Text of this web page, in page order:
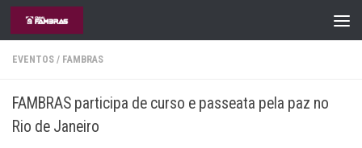
Skip to content
EVENTOS / FAMBRAS
FAMBRAS participa de curso e passeata pela paz no
Rio de Janeiro